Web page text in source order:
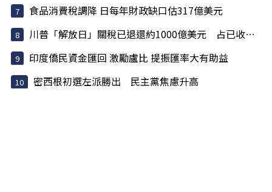
食品消費稅調降 日每年財政缺口估317億美元
川普「解放日」關稅已退還約1000億美元 占已收稅6成
印度僑民資金匯回 激勵盧比 提振匯率大有助益
密西根初選左派勝出 民主黨焦慮升高